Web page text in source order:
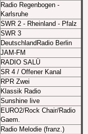
Radio Regenbogen -
Karlsruhe
SWR 2 - Rheinland - Pfalz
SWR 3
DeutschlandRadio Berlin
JAM-FM
RADIO SALÜ
SR 4 / Offener Kanal
RPR Zwei
Klassik Radio
Sunshine live
EURO2/Rock Chair/Radio
Gaem.
Radio Melodie (franz.)